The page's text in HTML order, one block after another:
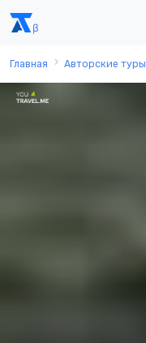
Главная Авторские туры